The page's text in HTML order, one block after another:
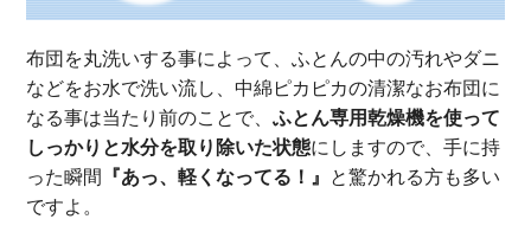
布団を丸洗いする事によって、ふとんの中の汚れやダニ
などをお水で洗い流し、中綿ピカピカの清潔なお布団に
なる事は当たり前のことで、ふとん専用乾燥機を使って
しっかりと水分を取り除いた状態にしますので、手に持
った瞬間
『あっ、軽くなってる！』 と驚かれる方も多い
ですよ。